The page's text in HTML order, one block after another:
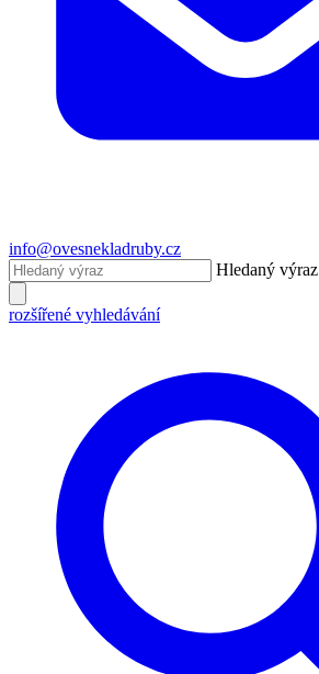
info@ovesnekladruby.cz
Hledaný výraz
rozšířené vyhledávání